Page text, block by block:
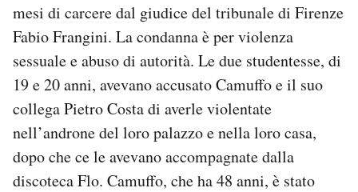
Newsletter
Notifiche mobile
Regala il Post
Hai bisogno di aiuto?
Esci
mesi di carcere dal giudice del tribunale di Firenze
Fabio Frangini. La condanna è per violenza
sessuale e abuso di autorità. Le due studentesse, di
19 e 20 anni, avevano accusato Camuffo e il suo
collega Pietro Costa di averle violentate
nell’androne del loro palazzo e nella loro casa,
dopo che ce le avevano accompagnate dalla
discoteca Flo. Camuffo, che ha 48 anni, è stato